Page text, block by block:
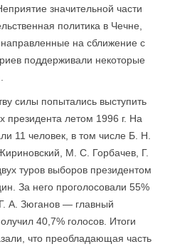
значительной части
политика в Чечне,
на сближение с
поддерживали некоторые
силы попытались выступить
летом 1996 г. На
11 человек, в том числе Б. Н.
М. С. Горбачев, Г.
туров выборов президентом
За него проголосовали 55%
А. Зюганов — главный
40,7% голосов. Итоги
что преобладающая часть